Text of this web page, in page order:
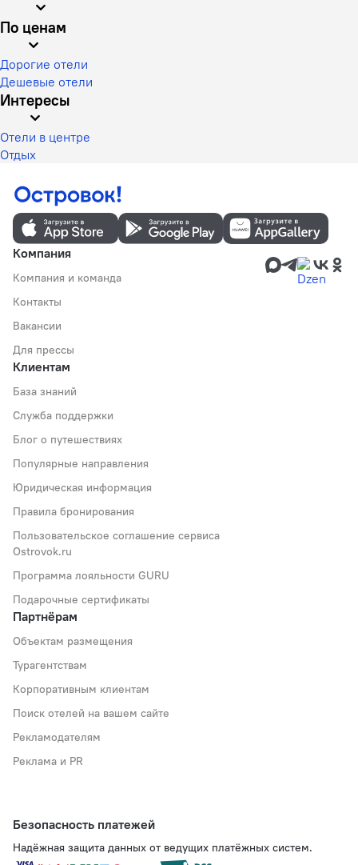
По ценам
Дорогие отели
Дешевые отели
Интересы
Отели в центре
Отдых
Компания
Компания и команда
Контакты
Вакансии
Для прессы
Клиентам
База знаний
Служба поддержки
Блог о путешествиях
Популярные направления
Юридическая информация
Правила бронирования
Пользовательское соглашение сервиса
Ostrovok.ru
Программа лояльности GURU
Подарочные сертификаты
Партнёрам
Объектам размещения
Турагентствам
Корпоративным клиентам
Поиск отелей на вашем сайте
Рекламодателям
Реклама и PR
Безопасность платежей
Надёжная защита данных от ведущих платёжных систем.